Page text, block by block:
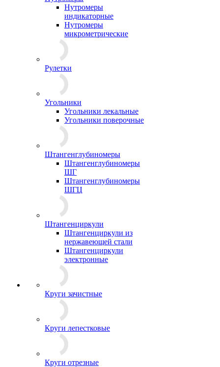
Нутромеры
индикаторные
Нутромеры
микрометрические
Рулетки
Угольники
Угольники лекальные
Угольники поверочные
Штангенглубиномеры
Штангенглубиномеры
ШГ
Штангенглубиномеры
ШГЦ
Штангенциркули
Штангенциркули из
нержавеющей стали
Штангенциркули
электронные
Круги зачистные
Круги лепестковые
Круги отрезные